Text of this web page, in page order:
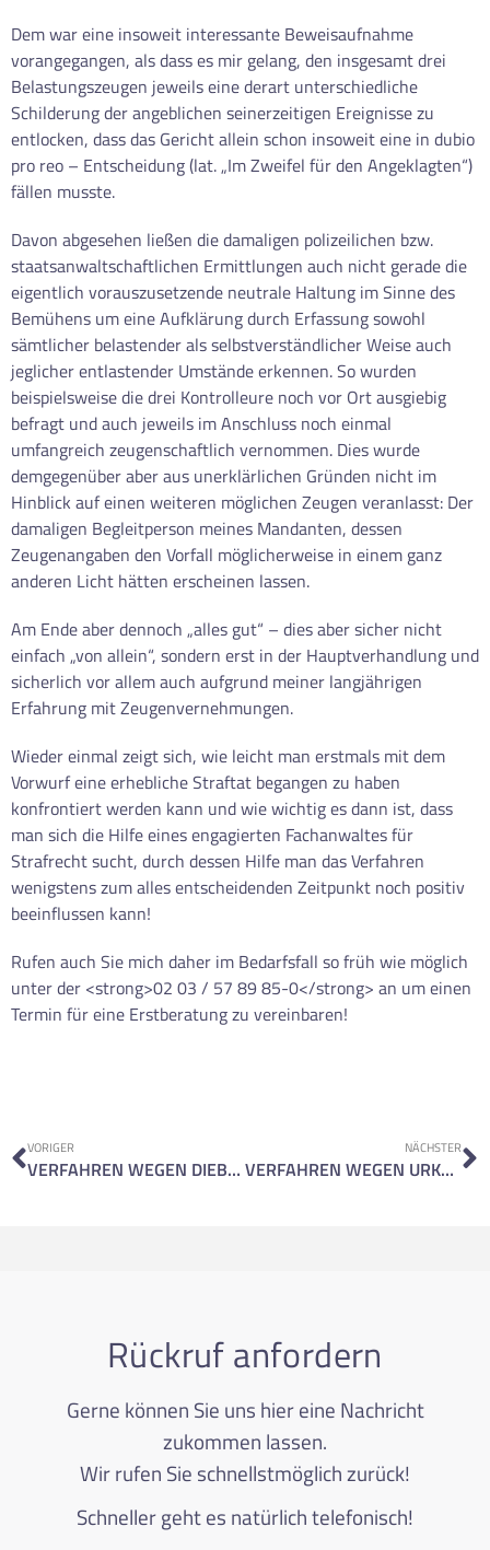
Dem war eine insoweit interessante Beweisaufnahme
vorangegangen, als dass es mir gelang, den insgesamt drei
Belastungszeugen jeweils eine derart unterschiedliche
Schilderung der angeblichen seinerzeitigen Ereignisse zu
entlocken, dass das Gericht allein schon insoweit eine in dubio
pro reo – Entscheidung (lat. „Im Zweifel für den Angeklagten“)
fällen musste.
Davon abgesehen ließen die damaligen polizeilichen bzw.
staatsanwaltschaftlichen Ermittlungen auch nicht gerade die
eigentlich vorauszusetzende neutrale Haltung im Sinne des
Bemühens um eine Aufklärung durch Erfassung sowohl
sämtlicher belastender als selbstverständlicher Weise auch
jeglicher entlastender Umstände erkennen. So wurden
beispielsweise die drei Kontrolleure noch vor Ort ausgiebig
befragt und auch jeweils im Anschluss noch einmal
umfangreich zeugenschaftlich vernommen. Dies wurde
demgegenüber aber aus unerklärlichen Gründen nicht im
Hinblick auf einen weiteren möglichen Zeugen veranlasst: Der
damaligen Begleitperson meines Mandanten, dessen
Zeugenangaben den Vorfall möglicherweise in einem ganz
anderen Licht hätten erscheinen lassen.
Am Ende aber dennoch „alles gut“ – dies aber sicher nicht
einfach „von allein“, sondern erst in der Hauptverhandlung und
sicherlich vor allem auch aufgrund meiner langjährigen
Erfahrung mit Zeugenvernehmungen.
Wieder einmal zeigt sich, wie leicht man erstmals mit dem
Vorwurf eine erhebliche Straftat begangen zu haben
konfrontiert werden kann und wie wichtig es dann ist, dass
man sich die Hilfe eines engagierten Fachanwaltes für
Strafrecht sucht, durch dessen Hilfe man das Verfahren
wenigstens zum alles entscheidenden Zeitpunkt noch positiv
beeinflussen kann!
Rufen auch Sie mich daher im Bedarfsfall so früh wie möglich
unter der <strong>02 03 / 57 89 85-0</strong> an um einen
Termin für eine Erstberatung zu vereinbaren!
VORIGER
VERFAHREN WEGEN DIEBSTAHL UND KÖRPERVERLETZUNG
NÄCHSTER
VERFAHREN WEGEN URKUNDENFÄLSCHUNG
Rückruf anfordern
Gerne können Sie uns hier eine Nachricht
zukommen lassen.
Wir rufen Sie schnellstmöglich zurück!
Schneller geht es natürlich telefonisch!